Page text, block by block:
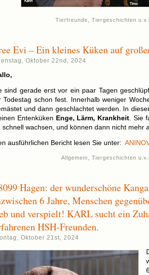
Tierfreunde ,Tiergeschichten
Evi – Ein kleines Küken auf
Oktober 22nd, 2024
sind gerade erst vor ein paar Tagen
Todestag schon fest. Innerhalb weniger
und dann geschlachtet werden. In
Entenküken Enge, Lärm, Krankheit . Sie
schnell wachsen, und können dann nicht mehr
ausführlichen Bericht lesen Sie unter:
Allgemein ,Tiergeschichten
Hagen: der wunderschöne
6 Jahre, Menschen
und verspielt! KARL sucht ein
HSH-Freunden.
Oktober 21st, 2024